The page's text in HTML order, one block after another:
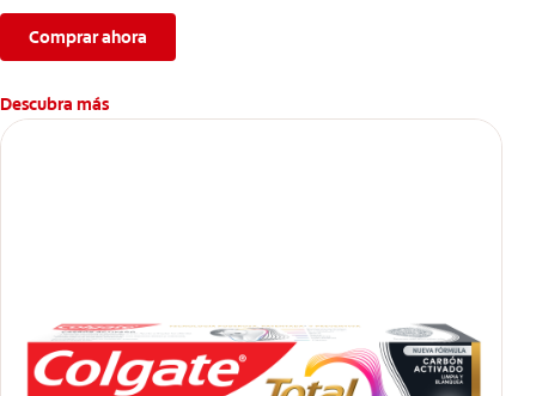
Comprar ahora
Descubra más